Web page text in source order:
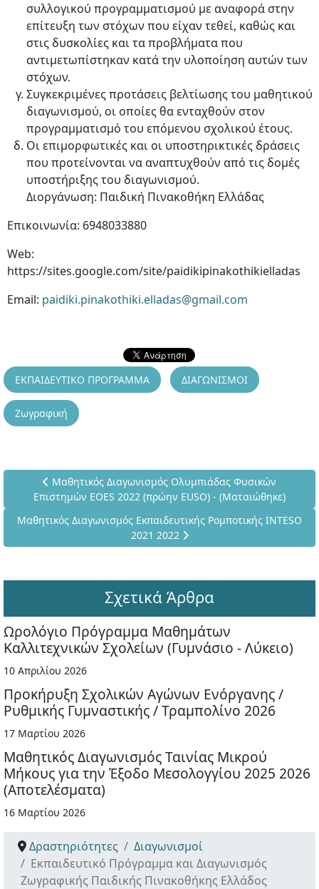
συλλογικού προγραμματισμού με αναφορά στην
επίτευξη των στόχων που είχαν τεθεί, καθώς και
στις δυσκολίες και τα προβλήματα που
αντιμετωπίστηκαν κατά την υλοποίηση αυτών των
στόχων.
Συγκεκριμένες προτάσεις βελτίωσης του μαθητικού
διαγωνισμού, οι οποίες θα ενταχθούν στον
προγραμματισμό του επόμενου σχολικού έτους.
Οι επιμορφωτικές και οι υποστηρικτικές δράσεις
που προτείνονται να αναπτυχθούν από τις δομές
υποστήριξης του διαγωνισμού.
Διοργάνωση: Παιδική Πινακοθήκη Ελλάδας
Επικοινωνία: 6948033880
Web:
https://sites.google.com/site/paidikipinakothikielladas
Email: paidiki.pinakothiki.elladas@gmail.com
ΕΚΠΑΙΔΕΥΤΙΚΟ ΠΡΟΓΡΑΜΜΑ ΔΙΑΓΩΝΙΣΜΟΙ
Ζωγραφική
Προηγούμενο άρθρο: Μαθητικός Διαγωνισμός
Μαθητικός Διαγωνισμός Ολυμπιάδας Φυσικών
Επιστημών EOES 2022 (πρώην EUSO) - (Ματαιώθηκε)
Επόμενο άρθρο: Μαθητικός Διαγωνισμός Εκπαιδευτικής
Μαθητικός Διαγωνισμός Εκπαιδευτικής Ρομποτικής INTESO
2021 2022
Σχετικά Άρθρα
Ωρολόγιο Πρόγραμμα Μαθημάτων
Καλλιτεχνικών Σχολείων (Γυμνάσιο - Λύκειο)
10 Απριλίου 2026
Προκήρυξη Σχολικών Αγώνων Ενόργανης /
Ρυθμικής Γυμναστικής / Τραμπολίνο 2026
17 Μαρτίου 2026
Μαθητικός Διαγωνισμός Ταινίας Μικρού
Μήκους για την Έξοδο Μεσολογγίου 2025 2026
(Αποτελέσματα)
16 Μαρτίου 2026
Δραστηριότητες
Διαγωνισμοί
Εκπαιδευτικό Πρόγραμμα και Διαγωνισμός
Ζωγραφικής Παιδικής Πινακοθήκης Ελλάδος